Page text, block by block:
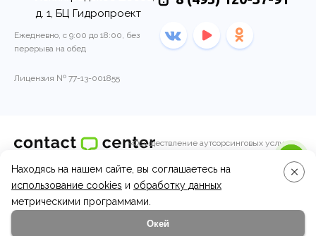
© 2011-2026, Контакт-центр
«Осуществление аутсорсинговых услуг
исходящих вызовов операторами call-
центра.»
Вопросы и ответы
д. 1, БЦ Гидропроект
Ежедневно, с 9:00 до 18:00, без
перерыва на обед
Лицензия № 77-13-001855
Находясь на нашем сайте, вы соглашаетесь на
использование cookies и обработку данных
метрическими программами.
Окей